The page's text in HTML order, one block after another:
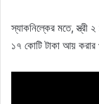
স্যাকনিল্কের মতে, স্ত্রী
১৭ কোটি টাকা আয় করার